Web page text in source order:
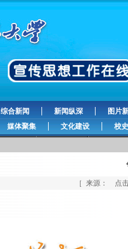
综合新闻 新闻纵深
图片
媒体聚集 文化建设 校
［ 来源： 点